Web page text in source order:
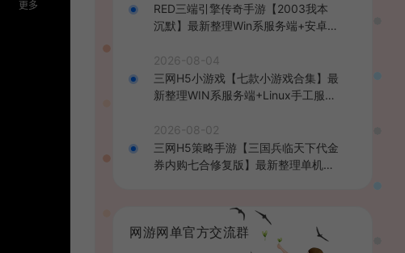
RED三端引擎传奇手游【2003我本
沉默】最新整理Win系服务端+安卓苹
2026-08-04
三网H5小游戏【七款小游戏合集】最
新整理WIN系服务端+Linux手工服务
2026-08-02
三网H5策略手游【三国兵临天下代金
券内购七合修复版】最新整理单机一
端+详细搭建教程+视频教程
网游网单官方交流群